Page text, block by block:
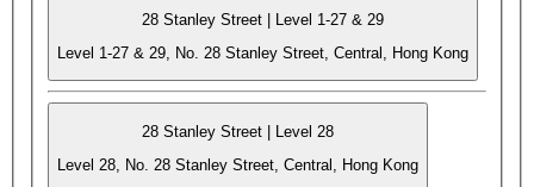
28 Stanley Street | Level 1-27 & 29
Level 1-27 & 29, No. 28 Stanley Street, Central, Hong Kong
28 Stanley Street | Level 28
Level 28, No. 28 Stanley Street, Central, Hong Kong